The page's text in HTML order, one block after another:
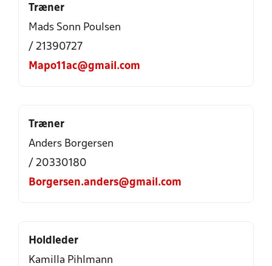
Træner
Mads Sonn Poulsen
/ 21390727
Mapo11ac@gmail.com
Træner
Anders Borgersen
/ 20330180
Borgersen.anders@gmail.com
Holdleder
Kamilla Pihlmann